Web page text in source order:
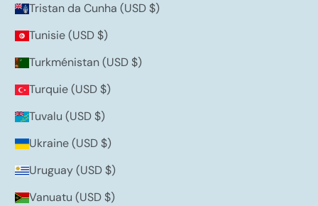
Tristan da Cunha (USD $)
Tunisie (USD $)
Turkménistan (USD $)
Turquie (USD $)
Tuvalu (USD $)
Ukraine (USD $)
Uruguay (USD $)
Vanuatu (USD $)